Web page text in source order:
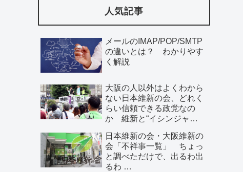
人気記事
メールのIMAP/POP/SMTP
の違いとは？ わかりやす
く解説
大阪の人以外はよくわから
ない日本維新の会、どれく
らい信頼できる政党なの
か 維新と“イシンジャ
る、大阪で起きていること
日本維新の会・大阪維新の
会「不祥事一覧」 ちょっ
と調べただけで、出るわ出
るわ …